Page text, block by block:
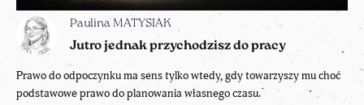
Paulina MATYSIAK
Jutro jednak przychodzisz do pracy
Prawo do odpoczynku ma sens tylko wtedy, gdy towarzyszy mu choć
podstawowe prawo do planowania własnego czasu.